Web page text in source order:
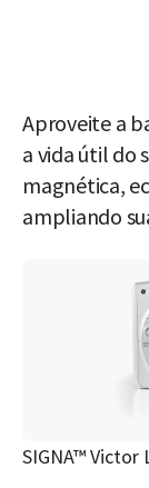
Aproveite a
a vida útil do
magnética,
ampliando
SIGNA™ Victor